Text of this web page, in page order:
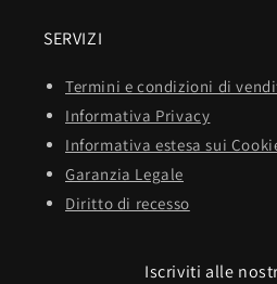
SERVIZI
Termini e condizioni di
Informativa Privacy
Informativa estesa sui
Garanzia Legale
Diritto di recesso
Iscriviti alle